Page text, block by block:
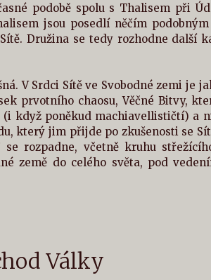
podobě spolu s Thalisem při
jsou posedlí něčím
Družina se tedy rozhodne další
V Srdci Sítě ve Svobodné zemi je
prvotního chaosu, Věčné Bitvy,
když poněkud machiavellističtí) a
který jim přijde po zkušenosti se
rozpadne, včetně kruhu
země do celého světa, pod
Války